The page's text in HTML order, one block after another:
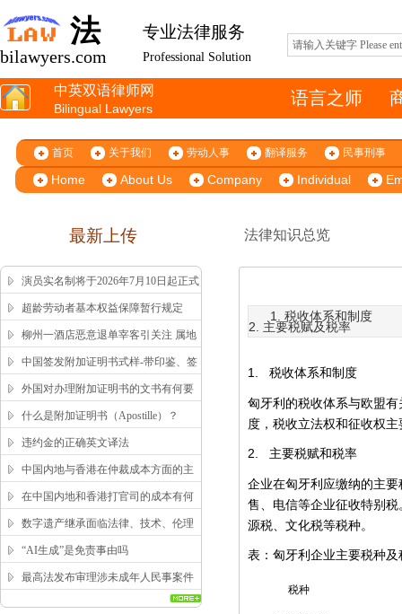
法 专业法律服务
Professional Solution
bilawyers.com
中英双语律师网
Bilingual Lawyers
语言之师
首页 关于我们 劳动人事 翻译服务 民事刑事
Home About Us Company Individual
最新上传 法律知识总览
演员实名制将于2026年7月10日起正式
施行
超龄劳动者基本权益保障暂行规定
柳州一酒店恶意退单宰客引关注 属地
市监局高效回应获舆论认可
中国签发附加证明书式样-带印鉴、签
字版本 China Apostille Sample
外国对办理附加证明书的文书有何要
求？
什么是附加证明书（Apostille）？
违约金的正确英文译法
中国内地与香港在仲裁成本方面的主
要区别
在中国内地和香港打官司的成本有何
区别？
数字遗产继承面临法律、技术、伦理
三重困局，该如何突破？
“AI生成”是免责事由吗
最高法发布审理涉未成年人民事案件
1. 税收体系和制度
2. 主要税赋及税率
1. 税收体系和制度
匈牙利的税收体系与欧盟
度，税收立法权和征收权主
2. 主要税赋和税率
企业在匈牙利应缴纳的主
售、电信等企业征收特别税
源税、文化税等税种。
表：匈牙利企业主要税种及
税种